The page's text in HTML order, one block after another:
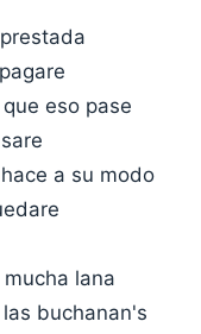
eso pase
a su modo
lana
buchanan's